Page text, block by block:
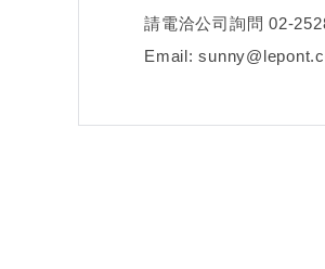
請電洽公司詢問 02-
Email: